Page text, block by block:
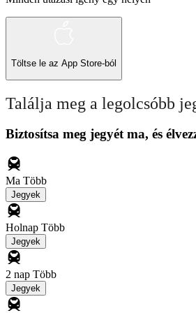
Töltse le az App Store-ból
Találja meg a legolcsóbb
Biztosítsa meg jegyét ma, és
Ma Több
Jegyek
Holnap Több
Jegyek
2 nap Több
Jegyek